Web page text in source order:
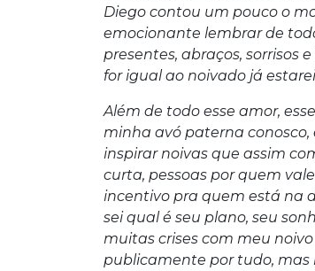
Diego contou um pouco o
emocionante lembrar de
presentes, abraços, sorrisos
for igual ao noivado já
Além de todo esse amor,
minha avó paterna conosco,
inspirar noivas que assim
curta, pessoas por quem
incentivo pra quem está na
sei qual é seu plano, seu
muitas crises com meu
publicamente por tudo, mas